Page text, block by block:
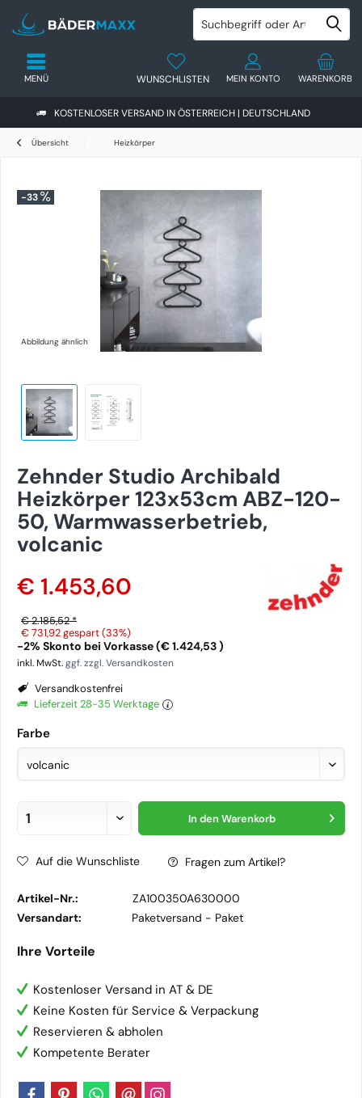
KOSTENLOSER VERSAND IN ÖSTERREICH | DEUTSCHLAND
WARENKORB
WUNSCHLISTEN MEIN KONTO
MENÜ
Übersicht Heizkörper
-33
Abbildung ähnlich
Zehnder Studio Archibald
Heizkörper 123x53cm ABZ-120-
50, Warmwasserbetrieb,
volcanic
€ 1.453,60
€ 2.185,52 *
€ 731,92gespart (33%)
-2% Skonto bei Vorkasse (€ 1.424,53 )
inkl. MwSt.ggf. zzgl. Versandkosten
Versandkostenfrei
Lieferzeit 28-35 Werktage
Farbe
In den Warenkorb
Auf die Wunschliste Fragen zum Artikel?
Artikel-Nr.:
ZA100350A630000
Versandart:
Paketversand - Paket
Ihre Vorteile
Kostenloser Versand in AT & DE
Keine Kosten für Service & Verpackung
Reservieren & abholen
Kompetente Berater